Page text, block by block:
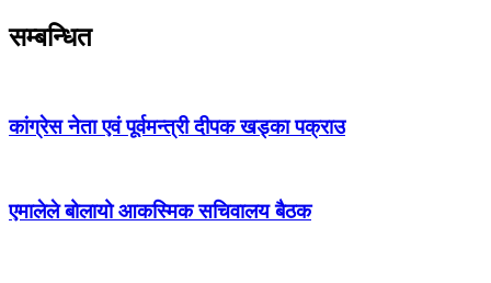
सम्बन्धित
कांग्रेस नेता एवं पूर्वमन्त्री दीपक खड्का पक्राउ
एमालेले बोलायो आकस्मिक सचिवालय बैठक